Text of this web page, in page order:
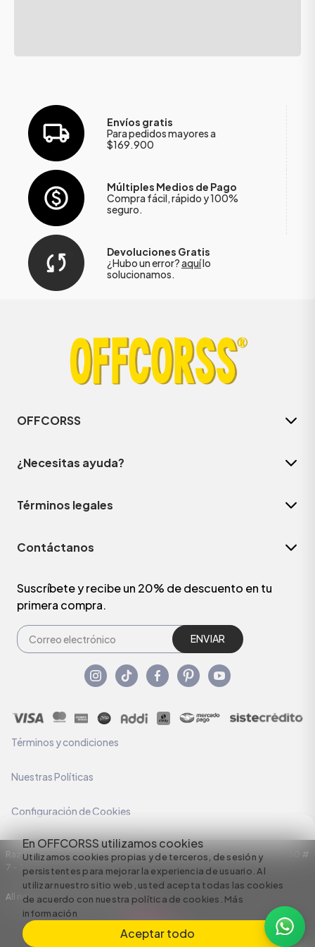
En OFFCORSS utilizamos cookies
Utilizamos cookies propias y de terceros, de sesión y
persistentes para mejorar la experiencia de usuario. Al
utilizar nuestro sitio web, usted acepta todas las cookies
de acuerdo con nuestra política de cookies. Más
información
Aceptar todo
Envíos gratis
Para pedidos mayores a
$169.900
Múltiples Medios de Pago
Compra fácil, rápido y 100%
seguro.
Devoluciones Gratis
¿Hubo un error?aquílo
solucionamos.
OFFCORSS
¿Necesitas ayuda?
Términos legales
Contáctanos
Suscríbete y recibe un 20% de descuento en tu
primera compra.
ENVIAR
Términos y condiciones
Nuestras Políticas
Configuración de Cookies
Razón Social: C.I HERMECO S.A. NIT: 890924167-6 Dirección: Carrera 50 #
7 – 35
All rights reserved empowered by